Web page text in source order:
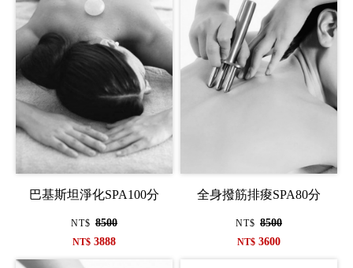
巴基斯坦淨化SPA100分
NT$ 8500
NT$ 3888
全身撥筋排痠SPA80分
NT$ 8500
NT$ 3600